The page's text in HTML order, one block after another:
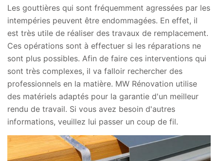
Les gouttières qui sont fréquemment agressées par les
intempéries peuvent être endommagées. En effet, il
est très utile de réaliser des travaux de remplacement.
Ces opérations sont à effectuer si les réparations ne
sont plus possibles. Afin de faire ces interventions qui
sont très complexes, il va falloir rechercher des
professionnels en la matière. MW Rénovation utilise
des matériels adaptés pour la garantie d'un meilleur
rendu de travail. Si vous avez besoin d'autres
informations, veuillez lui passer un coup de fil.